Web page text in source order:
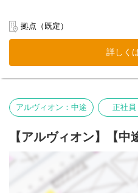
人物やクリーチャー、動物やメ
デリング。
モデリング以外にも、必要に応
チャー・マテリアル作成を含み
のセッティングまで行う場合が
背景や、背景に設置される様々
モデリング以外にも、必要に応
また、背景デザインのアートワ
事もあります。
拠点（既定）
詳しく
アルヴィオン：中途 正社員
【アルヴィオン】【中